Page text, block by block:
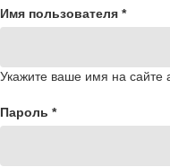
Имя пользователя *
Укажите ваше имя на сайте
Пароль *